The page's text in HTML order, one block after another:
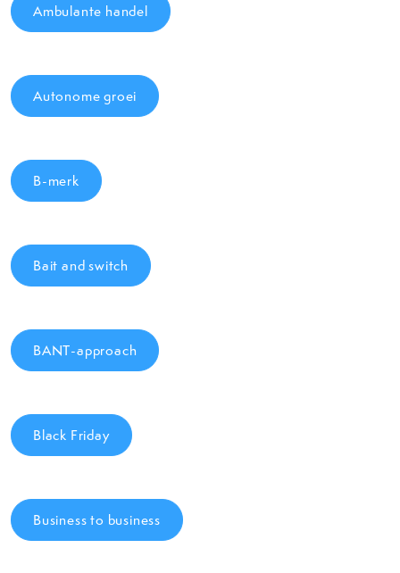
Ambulante handel
Autonome groei
B-merk
Bait and switch
BANT-approach
Black Friday
Business to business